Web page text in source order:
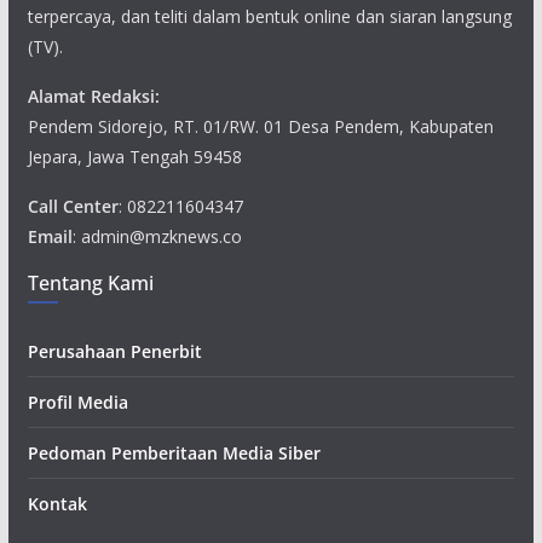
terpercaya, dan teliti dalam bentuk online dan siaran langsung
(TV).
Alamat Redaksi:
Pendem Sidorejo, RT. 01/RW. 01 Desa Pendem, Kabupaten
Jepara, Jawa Tengah 59458
Call Center: 082211604347
Email: admin@mzknews.co
Tentang Kami
Perusahaan Penerbit
Profil Media
Pedoman Pemberitaan Media Siber
Kontak